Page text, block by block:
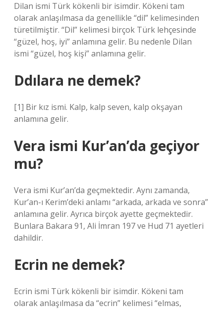
Dilan ismi Türk kökenli bir isimdir. Kökeni tam
olarak anlaşılmasa da genellikle “dil” kelimesinden
türetilmiştir. “Dil” kelimesi birçok Türk lehçesinde
“güzel, hoş, iyi” anlamına gelir. Bu nedenle Dilan
ismi “güzel, hoş kişi” anlamına gelir.
Ddılara ne demek?
[1] Bir kız ismi. Kalp, kalp seven, kalp okşayan
anlamına gelir.
Vera ismi Kur’an’da geçiyor
mu?
Vera ismi Kur’an’da geçmektedir. Aynı zamanda,
Kur’an-ı Kerim’deki anlamı “arkada, arkada ve sonra”
anlamına gelir. Ayrıca birçok ayette geçmektedir.
Bunlara Bakara 91, Ali İmran 197 ve Hud 71 ayetleri
dahildir.
Ecrin ne demek?
Ecrin ismi Türk kökenli bir isimdir. Kökeni tam
olarak anlaşılmasa da “ecrin” kelimesi “elmas,